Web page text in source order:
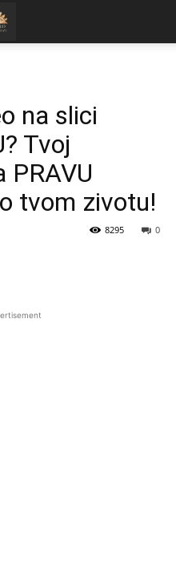
na slici
Tvoj
PRAVU
tvom zivotu!
0
8295